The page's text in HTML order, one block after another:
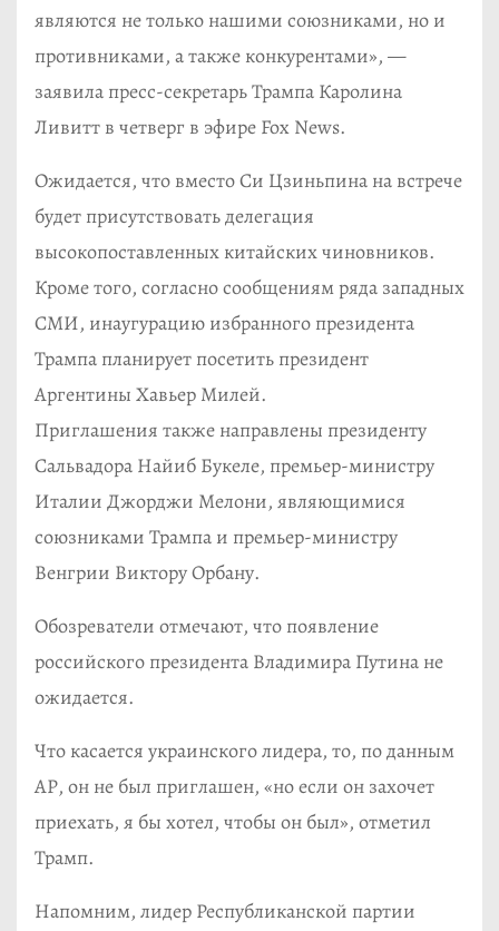
являются не только нашими союзниками, но и
противниками, а также конкурентами», —
заявила пресс-секретарь Трампа Каролина
Ливитт в четверг в эфире Fox News.
Ожидается, что вместо Си Цзиньпина на встрече
будет присутствовать делегация
высокопоставленных китайских чиновников.
Кроме того, согласно сообщениям ряда западных
СМИ, инаугурацию избранного президента
Трампа планирует посетить президент
Аргентины Хавьер Милей.
Приглашения также направлены президенту
Сальвадора Найиб Букеле, премьер-министру
Италии Джорджи Мелони, являющимися
союзниками Трампа и премьер-министру
Венгрии Виктору Орбану.
Обозреватели отмечают, что появление
российского президента Владимира Путина не
ожидается.
Что касается украинского лидера, то, по данным
АР, он не был приглашен, «но если он захочет
приехать, я бы хотел, чтобы он был», отметил
Трамп.
Напомним, лидер Республиканской партии